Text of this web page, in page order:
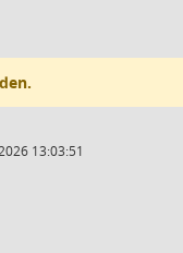
13:03:51